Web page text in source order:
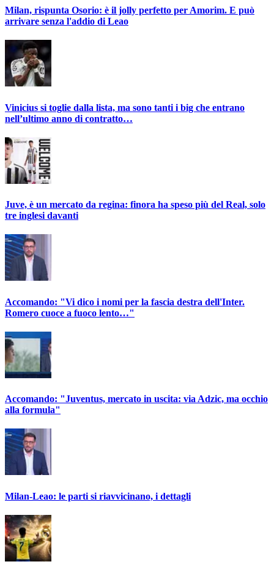
Milan, rispunta Osorio: è il jolly perfetto per Amorim. E può
arrivare senza l'addio di Leao
Vinicius si toglie dalla lista, ma sono tanti i big che entrano
nell’ultimo anno di contratto…
Juve, è un mercato da regina: finora ha speso più del Real, solo
tre inglesi davanti
Accomando: "Vi dico i nomi per la fascia destra dell'Inter.
Romero cuoce a fuoco lento…"
Accomando: "Juventus, mercato in uscita: via Adzic, ma occhio
alla formula"
Milan-Leao: le parti si riavvicinano, i dettagli